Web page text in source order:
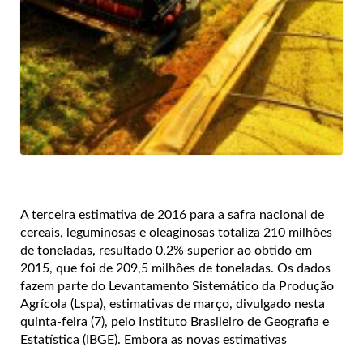
A terceira estimativa de 2016 para a safra nacional de
cereais, leguminosas e oleaginosas totaliza 210 milhões
de toneladas, resultado 0,2% superior ao obtido em
2015, que foi de 209,5 milhões de toneladas. Os dados
fazem parte do Levantamento Sistemático da Produção
Agrícola (Lspa), estimativas de março, divulgado nesta
quinta-feira (7), pelo Instituto Brasileiro de Geografia e
Estatística (IBGE). Embora as novas estimativas